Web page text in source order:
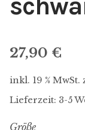
27,90 €
inkl. 19 % MwSt.
Lieferzeit: 3-5
Größe